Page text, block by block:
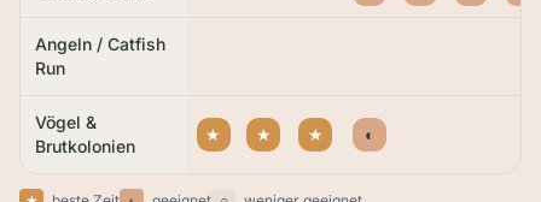
Angeln / Catfish
Run
Vögel &
Brutkolonien
★ ★ ★ ◐